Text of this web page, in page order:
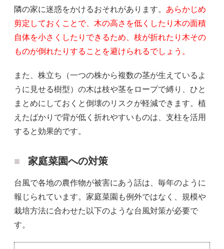
隣の家に迷惑をかけるおそれがあります。 あらかじめ
剪定しておくことで、木の高さを低くしたり木の面積
自体を小さくしたりできるため、枝が折れたり木その
ものが倒れたりすることを避けられるでしょう。
また、株立ち（一つの株から複数の茎が生えているよ
うに見せる樹型）の木は枝や茎をロープで縛り、ひと
まとめにしておくと倒壊のリスクが軽減できます。植
えたばかりで背が低く折れやすいものは、支柱を活用
すると効果的です。
家庭菜園への対策
台風で各地の農作物が被害にあう話は、毎年のように
報じられています。家庭菜園も例外ではなく、規模や
栽培方法に合わせた以下のような台風対策が必要で
す。